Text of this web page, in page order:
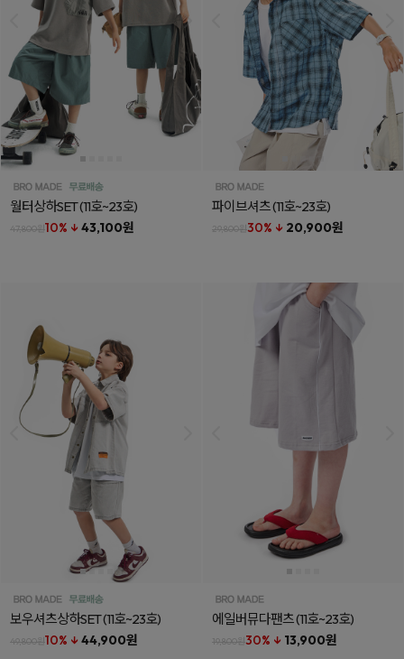
월터상하SET(11호~23호)
47,800원10% ↓ 43,100원
파이브셔츠(11호~23호)
29,800원30% ↓ 20,900원
보우셔츠상하SET(11호~23호)
49,800원10% ↓ 44,900원
에일버뮤다팬츠(11호~23호)
19,800원30% ↓ 13,900원